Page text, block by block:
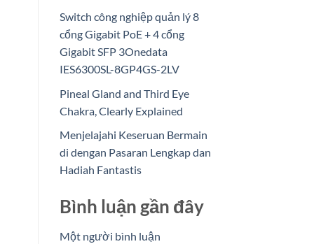
Switch công nghiệp quản lý 8
cổng Gigabit PoE + 4 cổng
Gigabit SFP 3Onedata
IES6300SL-8GP4GS-2LV
Pineal Gland and Third Eye
Chakra, Clearly Explained
Menjelajahi Keseruan Bermain
di dengan Pasaran Lengkap dan
Hadiah Fantastis
Bình luận gần đây
Một người bình luận